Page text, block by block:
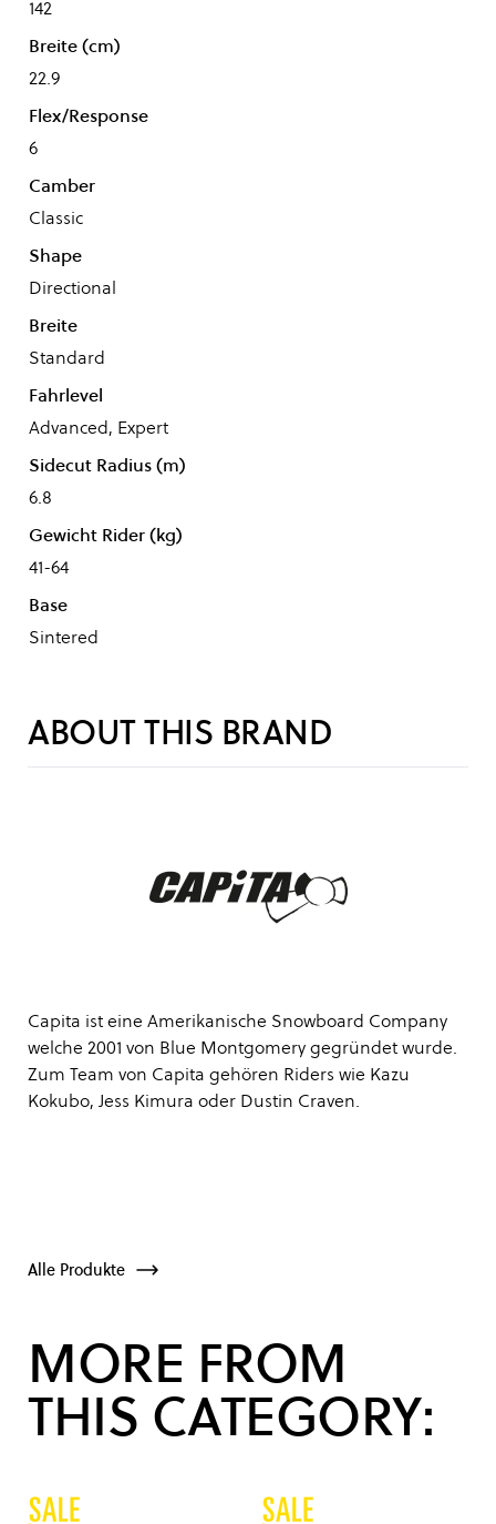
142
Breite (cm)
22.9
Flex/Response
6
Camber
Classic
Shape
Directional
Breite
Standard
Fahrlevel
Advanced, Expert
Sidecut Radius (m)
6.8
Gewicht Rider (kg)
41-64
Base
Sintered
ABOUT THIS BRAND
Capita ist eine Amerikanische Snowboard Company
welche 2001 von Blue Montgomery gegründet wurde.
Zum Team von Capita gehören Riders wie Kazu
Kokubo, Jess Kimura oder Dustin Craven.
Alle Produkte
MORE FROM
THIS CATEGORY: